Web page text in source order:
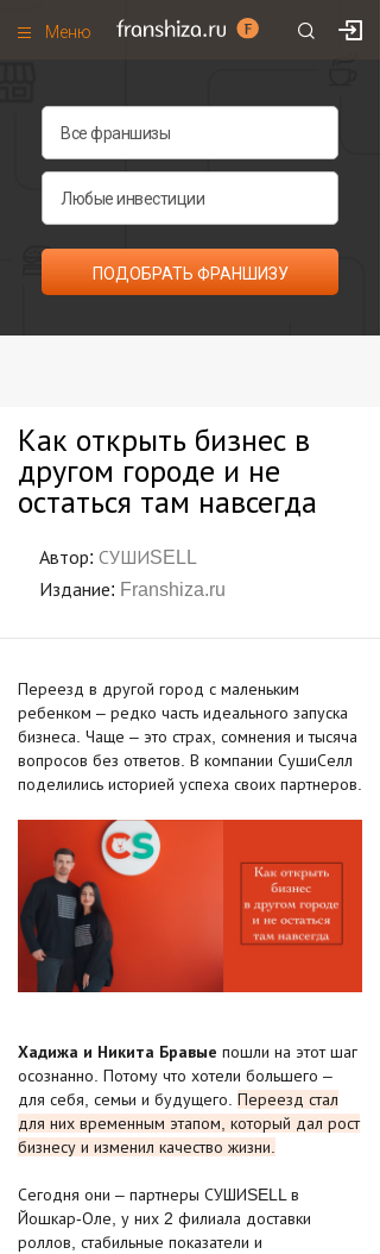
Меню
Франшизы по категориям
Рейтинг франшиз
Все франшизы списком
ПОДОБРАТЬ ФРАНШИЗУ
Как открыть бизнес в
другом городе и не
остаться там навсегда
Автор: СУШИSELL
Издание: Franshiza.ru
Переезд в другой город с маленьким
ребенком – редко часть идеального запуска
бизнеса. Чаще – это страх, сомнения и тысяча
вопросов без ответов. В компании СушиСелл
поделились историей успеха своих партнеров.
Хадижа и Никита Бравые пошли на этот шаг
осознанно. Потому что хотели большего –
для себя, семьи и будущего. Переезд стал
для них временным этапом, который дал рост
бизнесу и изменил качество жизни.
Сегодня они – партнеры СУШИSELL в
Йошкар-Оле, у них 2 филиала доставки
роллов, стабильные показатели и